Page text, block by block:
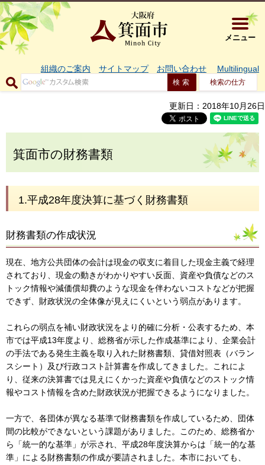
大阪府箕
メニュー
組織のご案内 サイトマップ お問い合わせ Multilingual
検索の仕方
更新日：2018年10月26日
箕面市の財務書類
1.平成28年度決算に基づく財務書類
財務書類の作成状況
現在、地方公共団体の会計は現金の収支に着目した現金主義で経理
されており、現金の動きがわかりやすい反面、資産や負債などのス
トック情報や減価償却費のような現金を伴わないコストなどが把握
できず、財政状況の全体像が見えにくいという弱点があります。
これらの弱点を補い財政状況をより的確に分析・公表するため、本
市では平成13年度より、総務省が示した作成基準により、企業会計
の手法である発生主義を取り入れた財務書類、貸借対照表（バラン
スシート）及び行政コスト計算書を作成してきました。これによ
り、従来の決算書では見えにくかった資産や負債などのストック情
報やコスト情報を含めた財政状況が把握できるようになりました。
一方で、各団体が異なる基準で財務書類を作成しているため、団体
間の比較ができないという課題がありました。このため、総務省か
ら「統一的な基準」が示され、平成28年度決算からは「統一的な基
準」による財務書類の作成が要請されました。本市においても、